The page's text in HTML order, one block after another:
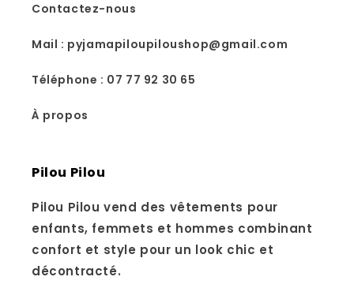
Contactez-nous
Mail : pyjamapiloupiloushop@gmail.com
Téléphone : 07 77 92 30 65
À propos
Pilou Pilou
Pilou Pilou vend des vêtements pour
enfants, femmets et hommes combinant
confort et style pour un look chic et
décontracté.